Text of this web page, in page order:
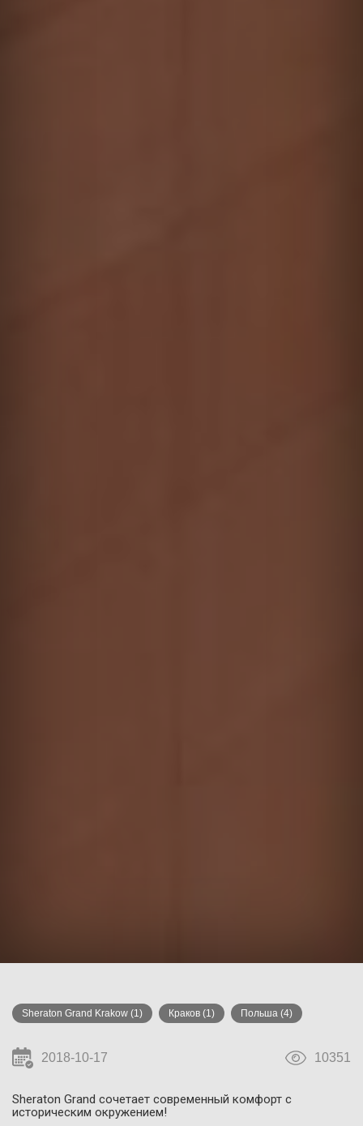
Sheraton Grand Krakow (1) Краков (1) Польша (4)
2018-10-17 10351
Sheraton Grand сочетает современный комфорт с
историческим окружением!